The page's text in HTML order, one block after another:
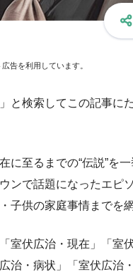
告を利用しています。
と検索してこの記事に
に至るまでの“伝説”を一
ンで話題になったエピ
子供の家庭事情までを
室伏広治・現在」「室
治・病状」「室伏広治